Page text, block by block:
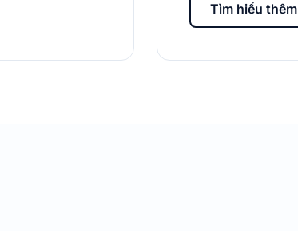
Tìm hiểu thêm